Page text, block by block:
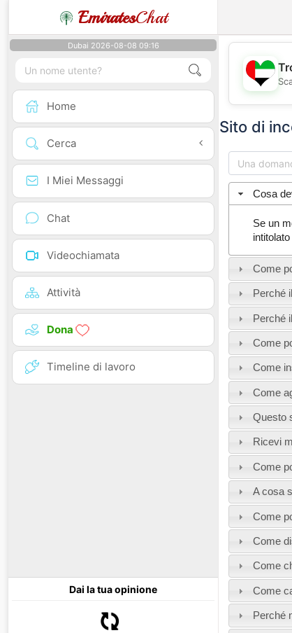
EmiratesChat
Dubai 2026-08-08 09:16
Home
Cerca
I Miei Messaggi
Chat
Videochiamata
Attività
Dona
Timeline di lavoro
Dai la tua opinione
Sito di
Cosa
Se un
Come
Perché
Perché
Come
Come
Come
Questo
Ricevi
Come
A cosa
Come
Come
Come
Come
Perché